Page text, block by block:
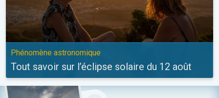
Phénomène astronomique
Tout savoir sur l’éclipse solaire du 12 août